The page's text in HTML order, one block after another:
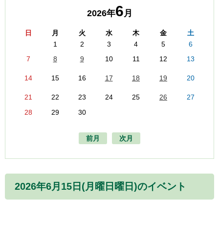
2026年6月
日 月 火 水 木 金
土
1
2 3 4 5
6
7
8 9 10 11 12 13
14 15 16 17 18 19 20
21 22 23 24 25 26
27
28
29 30
前月 次月
2026年6月15日(月曜日曜日)のイベント